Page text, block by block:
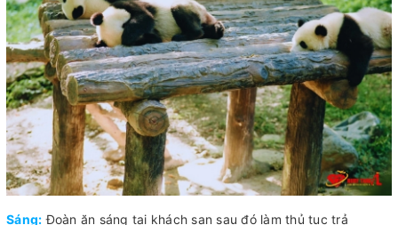
Sáng: Đoàn ăn sáng tại khách sạn sau đó làm thủ tục trả